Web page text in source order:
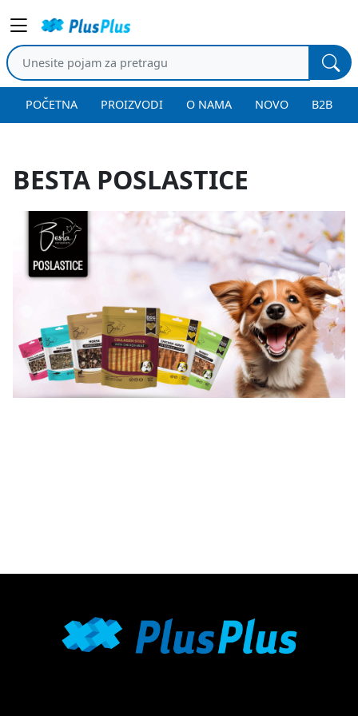
POČETNA PROIZVODI O NAMA NOVO B2B
BESTA POSLASTICE